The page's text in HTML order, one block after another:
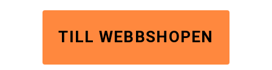
TILL WEBBSHOPEN